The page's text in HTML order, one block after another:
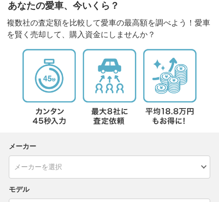
あなたの愛車、今いくら？
複数社の査定額を比較して愛車の最高額を調べよう！愛車
を賢く売却して、購入資金にしませんか？
メーカー
モデル